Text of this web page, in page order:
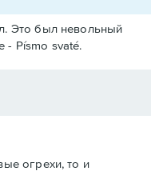
Это был невольный
- Písmo svaté.
огрехи, то и